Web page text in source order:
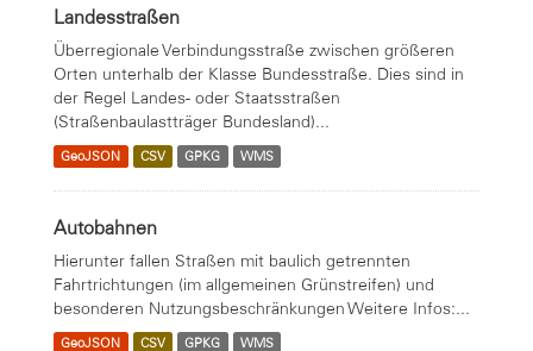
Landesstraßen
Überregionale Verbindungsstraße zwischen größeren
Orten unterhalb der Klasse Bundesstraße. Dies sind in
der Regel Landes- oder Staatsstraßen
(Straßenbaulastträger Bundesland)...
GeoJSON CSV GPKG WMS
Autobahnen
Hierunter fallen Straßen mit baulich getrennten
Fahrtrichtungen (im allgemeinen Grünstreifen) und
besonderen Nutzungsbeschränkungen Weitere Infos:...
GeoJSON CSV GPKG WMS